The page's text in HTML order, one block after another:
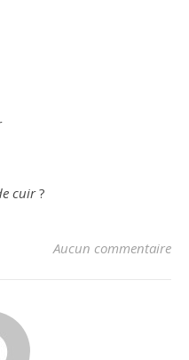
cuir?
Aucun commentaire